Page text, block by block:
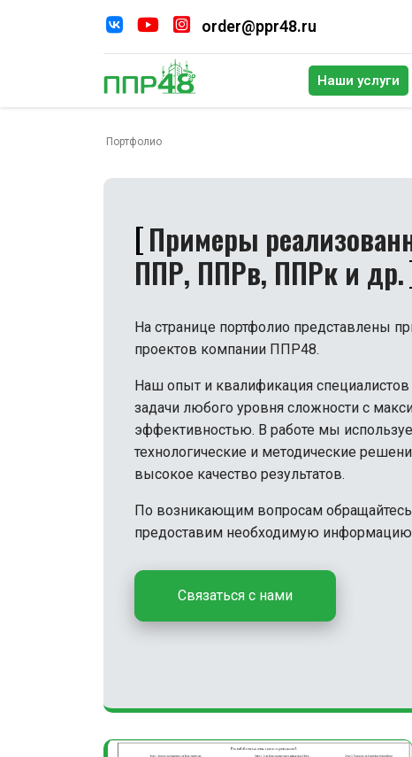
order@ppr48.ru
Наши услуги
Портфолио
Примеры
ППР, ППРв, ППРк и др.
На странице портфолио представлены
проектов компании ППР48.
Наш опыт и квалификация
задачи любого уровня сложности с
эффективностью. В работе мы
технологические и методические
высокое качество результатов.
По возникающим вопросам
предоставим необходимую
Связаться с нами